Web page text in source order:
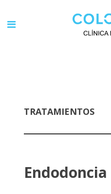
TRATAMIENTOS
Endodoncia